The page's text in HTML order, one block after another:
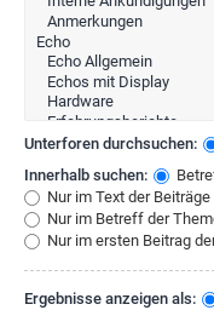
Unterforen durchsuchen:
Innerhalb suchen:
Nur im Text der Beiträge
Nur im Betreff der
Nur im ersten Beitrag
Ergebnisse anzeigen als: